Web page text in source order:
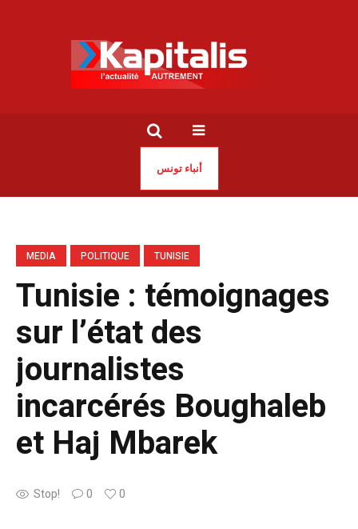
أنباء تونس
MEDIA POLITIQUE TUNISIE
Tunisie : témoignages
sur l’état des
journalistes
incarcérés Boughaleb
et Haj Mbarek
Stop! 0 0